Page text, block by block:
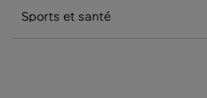
Sports et santé